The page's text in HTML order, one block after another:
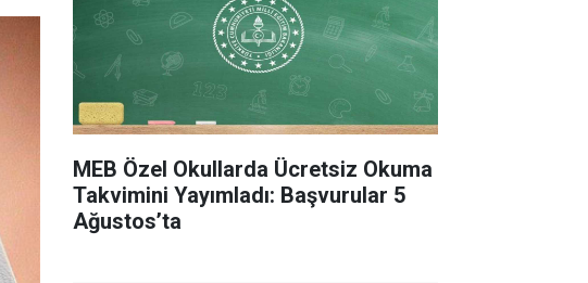
MEB Özel Okullarda Ücretsiz Okuma
Takvimini Yayımladı: Başvurular 5
Ağustos’ta